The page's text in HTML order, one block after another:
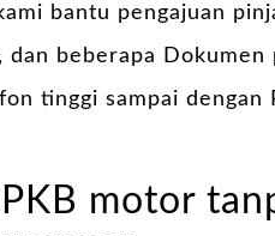
bantu pengajuan
beberapa Dokumen
tinggi sampai dengan
motor